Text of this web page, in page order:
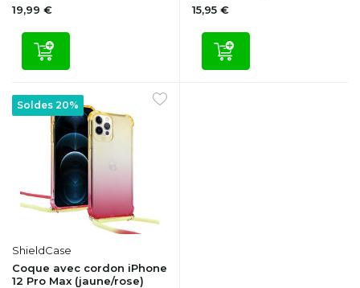
19,99 €
15,95 €
Soldes 20%
ShieldCase
Coque avec cordon iPhone
12 Pro Max (jaune/rose)